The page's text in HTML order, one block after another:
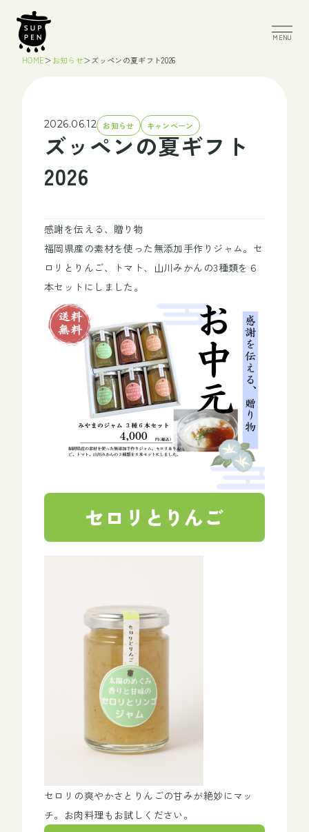
MENU
HOME＞お知らせ＞ズッペンの夏ギフト2026
2026.06.12 お知らせ キャンペーン
ズッペンの夏ギフト
2026
感謝を伝える、贈り物
福岡県産の素材を使った無添加手作りジャム。セ
ロリとりんご、トマト、山川みかんの3種類を６
本セットにしました。
セロリとりんご
セロリの爽やかさとりんごの甘みが絶妙にマッ
チ。お肉料理もお試しください。